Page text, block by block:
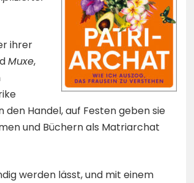
ihrer
Muxe,
Handel, auf Festen geben sie
und Büchern als Matriarchat
werden lässt, und mit einem